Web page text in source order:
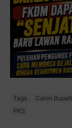
Tags Calon Bupati
PKS